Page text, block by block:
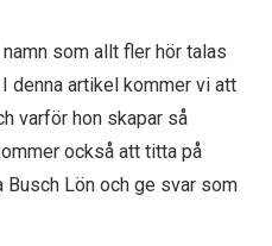
som allt fler hör talas
denna artikel kommer vi att
varför hon skapar så
också att titta på
Busch Lön och ge svar som